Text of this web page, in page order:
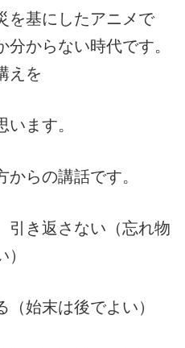
を基にしたアニメで
からない時代です。
えを
ます。
らの講話です。
き返さない（忘れ物
始末は後でよい）